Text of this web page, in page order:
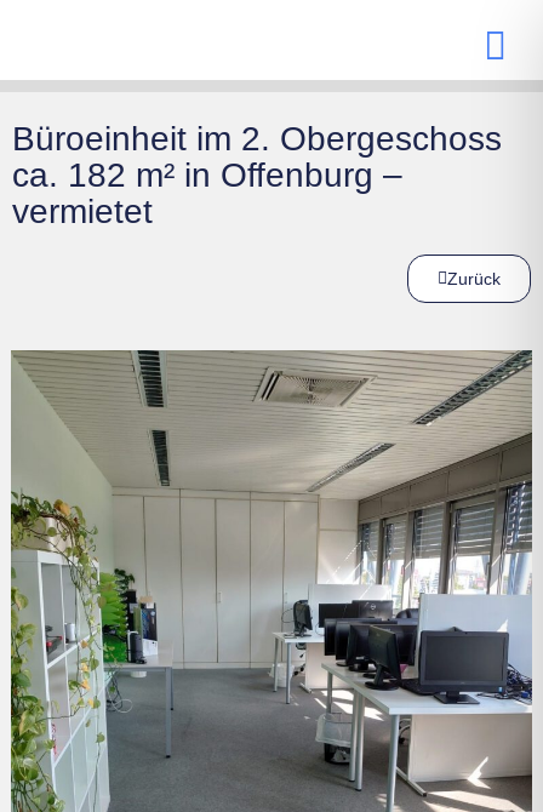
Büroeinheit im 2. Obergeschoss
ca. 182 m² in Offenburg –
vermietet
Zurück